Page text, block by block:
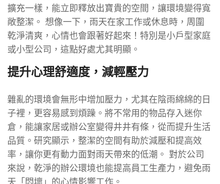
擴充一樣，能立即釋放出寶貴的空間，讓環境變得寬
敞整潔。 想像一下，雨天在家工作或休息時，周圍
乾淨清爽，心情也會跟著好起來！特別是小戶型家庭
或小型公司，這點好處尤其明顯。
提升心理舒適度，減輕壓力
雜亂的環境會無形中增加壓力，尤其在陰雨綿綿的日
子裡，更容易感到煩躁。將不常用的物品存入迷你
倉，能讓家居或辦公室變得井井有條，從而提升生活
品質。研究顯示，整潔的空間有助於減壓和提高效
率，讓你更有動力面對雨天帶來的低潮。 對於公司
來說，乾淨的辦公環境也能提高員工生產力，避免雨
天「悶壞」的心情影響工作。